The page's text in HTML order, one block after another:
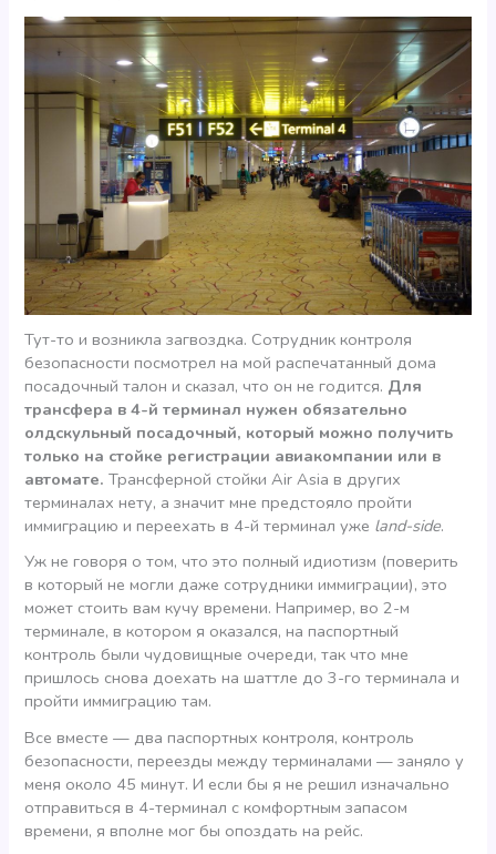
Тут-то и возникла загвоздка. Сотрудник контроля
безопасности посмотрел на мой распечатанный дома
посадочный талон и сказал, что он не годится. Для
трансфера в 4-й терминал нужен обязательно
олдскульный посадочный, который можно получить
только на стойке регистрации авиакомпании или в
автомате. Трансферной стойки Air Asia в других
терминалах нету, а значит мне предстояло пройти
иммиграцию и переехать в 4-й терминал уже land-side.
Уж не говоря о том, что это полный идиотизм (поверить
в который не могли даже сотрудники иммиграции), это
может стоить вам кучу времени. Например, во 2-м
терминале, в котором я оказался, на паспортный
контроль были чудовищные очереди, так что мне
пришлось снова доехать на шаттле до 3-го терминала и
пройти иммиграцию там.
Все вместе — два паспортных контроля, контроль
безопасности, переезды между терминалами — заняло у
меня около 45 минут. И если бы я не решил изначально
отправиться в 4-терминал с комфортным запасом
времени, я вполне мог бы опоздать на рейс.